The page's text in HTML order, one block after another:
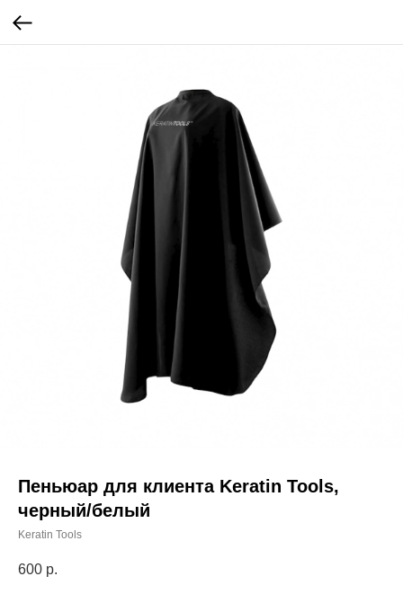
Пеньюар для клиента Keratin Tools,
черный/белый
Keratin Tools
600 р.